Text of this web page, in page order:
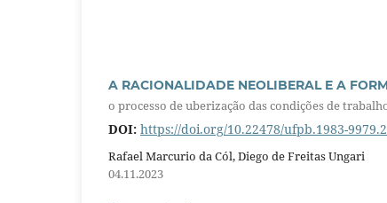
A RACIONALIDADE NEOLIBERAL E A
o processo de uberização das condições de
DOI: https://doi.org/10.22478/ufpb.1983-
Rafael Marcurio da Cól, Diego de Freitas Ungari
04.11.2023